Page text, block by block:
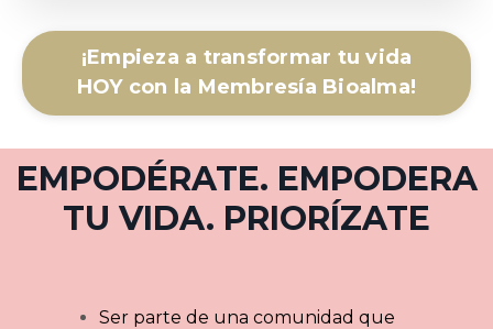
¡Empieza a transformar tu vida
HOY con la Membresía Bioalma!
EMPODÉRATE. EMPODERA
TU VIDA. PRIORÍZATE
Ser parte de una comunidad que